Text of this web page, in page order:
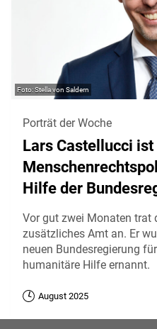
Stella von Saldern
Porträt der Woche
Lars Castellucci
Hilfe der
Vor gut zwei Monaten trat
zusätzliches Amt an. Er
neuen Bundesregierung
humanitäre Hilfe ernannt.
August 2025